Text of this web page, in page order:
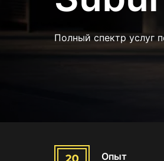
Полный спектр услуг
Опыт